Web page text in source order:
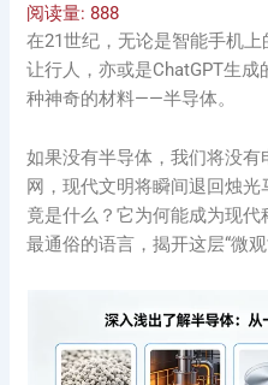
阅读量: 888
在21世纪，无论是智能手机
让行人，亦或是ChatGPT生
种神奇的材料——半导体。
如果没有半导体，我们将没
网，现代文明将瞬间退回烛
竟是什么？它为何能成为现
最通俗的语言，揭开这层“微观